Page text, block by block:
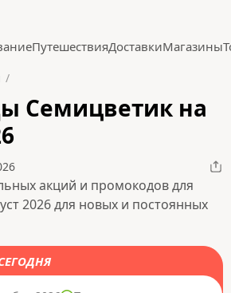
ПутешествияДоставкиМагазины
Семицветик на
акций и промокодов для
2026 для новых и постоянных